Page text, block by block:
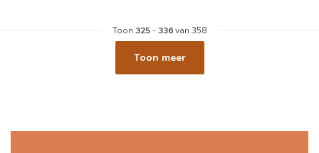
Toon 325 -336van 358
Toon meer